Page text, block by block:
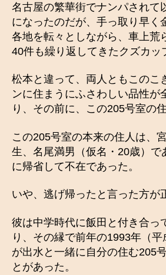
名古屋の繁華街でナンパされて
になったのだが、手っ取り早く
各地を転々としながら、車上荒
40件も繰り返してきたクズカッ
松本と違って、両人ともこのこ
ンに住まうにふさわしい品性が
り、その前に、この205号室の
この205号室の本来の住人は、
生、名尾満男（仮名・20歳）で
に帰省して不在であった。
いや、逃げ帰ったと言った方が
彼は中学時代に飯田と付き合っ
り、その縁で前年の1993年（平
が出水と一緒に自分の住む205
とがあった。